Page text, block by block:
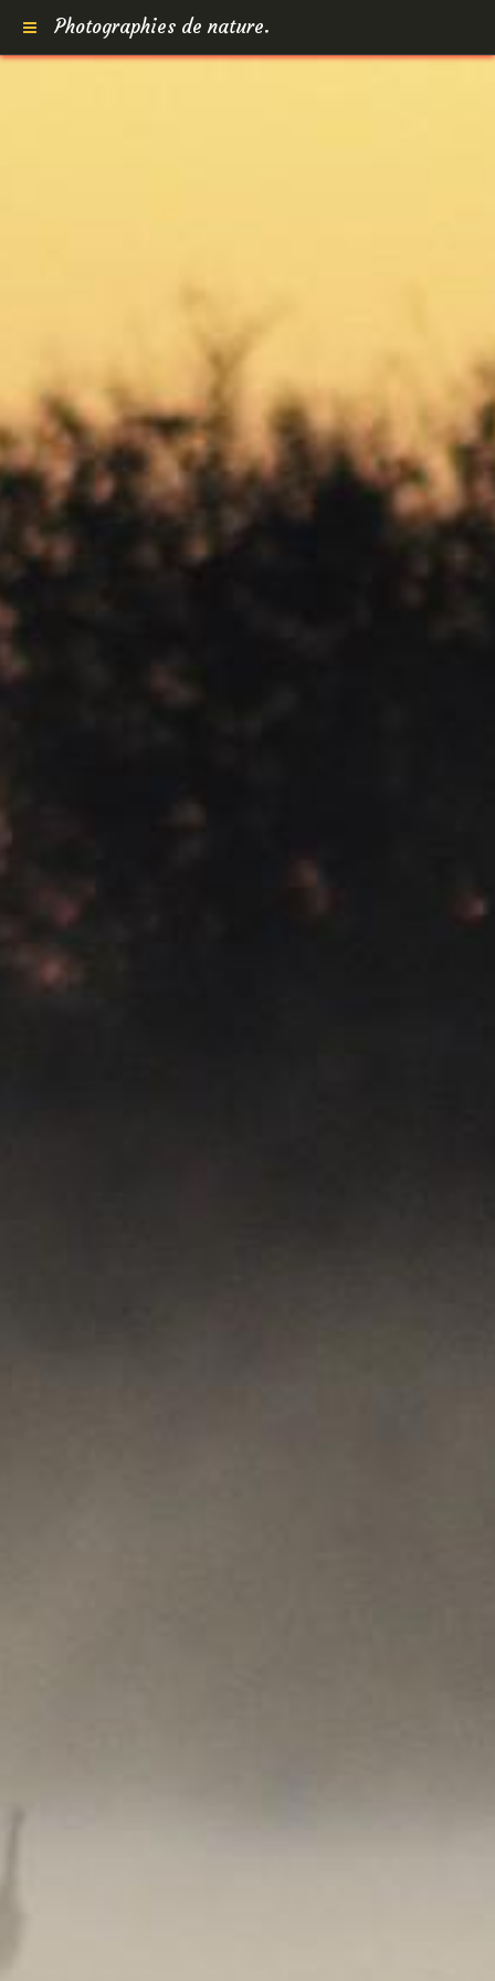
Photographies de nature.